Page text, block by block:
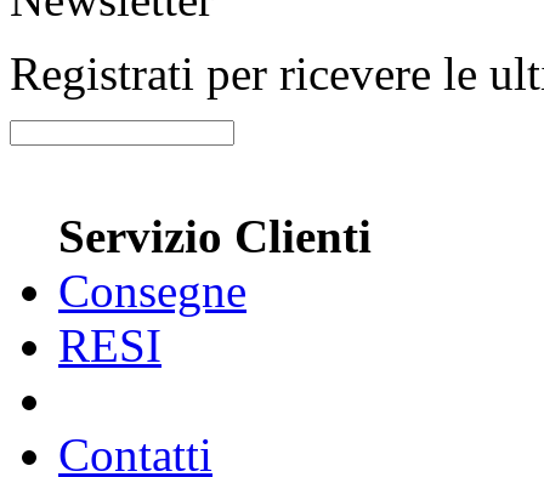
Registrati per ricevere le
Servizio Clienti
Consegne
RESI
Contatti